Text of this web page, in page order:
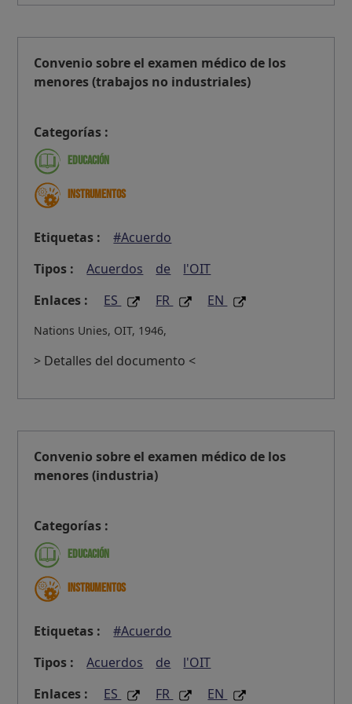
Convenio sobre el examen médico de los
menores (trabajos no industriales)
Categorías :
Educación
Instrumentos
Etiquetas :
#Acuerdo
Tipos :
Acuerdos de
l'OIT
Enlaces :
ES FR EN
Nations Unies, OIT, 1946,
> Detalles del documento <
Convenio sobre el examen médico de los
menores (industria)
Categorías :
Educación
Instrumentos
Etiquetas :
#Acuerdo
Tipos :
Acuerdos de
l'OIT
Enlaces :
ES FR EN